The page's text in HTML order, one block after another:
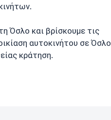
Όσλο και βρίσκουμε τις
αυτοκινήτου σε Όσλο
κράτηση.